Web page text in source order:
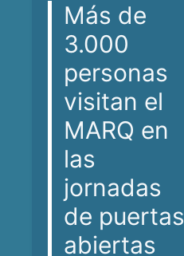
Más de
3.000
personas
visitan el
MARQ en
las
jornadas
de puertas
abiertas